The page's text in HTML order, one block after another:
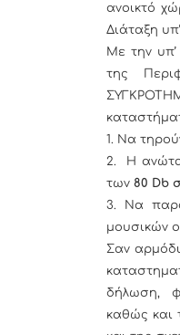
ανοικτό
Διάταξη
Με την
της
1. Να
2. Η
των 80 Db
3. Να
μουσικών
Σαν
δήλωση,
καθώς και